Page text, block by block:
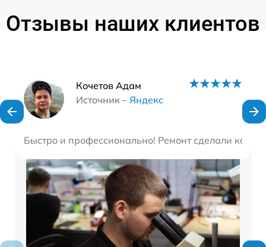
Отзывы наших клиентов
Кочетов Адам
Источник – Яндекс
Быстро и профессионально! Ремонт сделали
Наши мастера